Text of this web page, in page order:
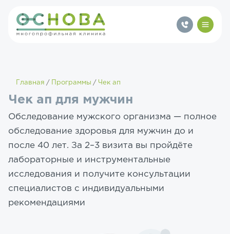
Главная Программы Чек ап
Чек ап для мужчин
Обследование мужского организма — полное
обследование здоровья для мужчин до и
после 40 лет. За 2–3 визита вы пройдёте
лабораторные и инструментальные
исследования и получите консультации
специалистов с индивидуальными
рекомендациями